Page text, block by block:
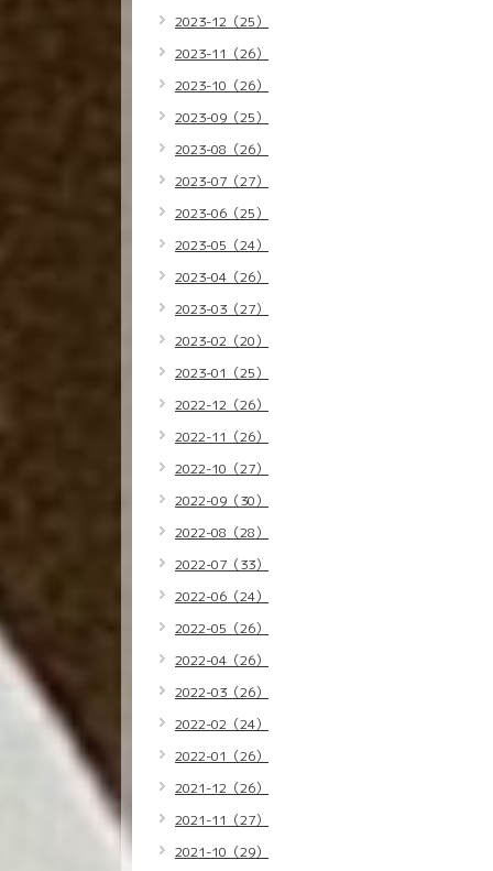
2023-12（25）
2023-11（26）
2023-10（26）
2023-09（25）
2023-08（26）
2023-07（27）
2023-06（25）
2023-05（24）
2023-04（26）
2023-03（27）
2023-02（20）
2023-01（25）
2022-12（26）
2022-11（26）
2022-10（27）
2022-09（30）
2022-08（28）
2022-07（33）
2022-06（24）
2022-05（26）
2022-04（26）
2022-03（26）
2022-02（24）
2022-01（26）
2021-12（26）
2021-11（27）
2021-10（29）